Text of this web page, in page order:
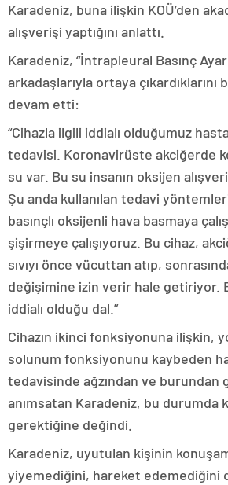
Karadeniz, buna ilişkin KOÜ’den
alışverişi yaptığını anlattı.
Karadeniz, “İntrapleural Basınç Ayar
arkadaşlarıyla ortaya
devam etti:
“Cihazla ilgili iddialı olduğumuz
tedavisi. Koronavirüste akciğerde
su var. Bu su insanın oksijen
Şu anda kullanılan tedavi
basınçlı oksijenli hava basmaya
şişirmeye çalışıyoruz. Bu cihaz,
sıvıyı önce vücuttan atıp,
değişimine izin verir hale getiriyor.
iddialı olduğu dal.”
Cihazın ikinci fonksiyonuna ilişkin,
solunum fonksiyonunu kaybeden
tedavisinde ağzından ve burundan
anımsatan Karadeniz, bu durumda
gerektiğine değindi.
Karadeniz, uyutulan kişinin
yiyemediğini, hareket edemediğini